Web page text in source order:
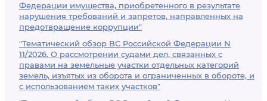
Федерации имущества, приобретенного в результате
нарушения требований и запретов, направленных на
предотвращение коррупции"
"Тематический обзор ВС Российской Федерации N
11/2026. О рассмотрении судами дел, связанных с
правами на земельные участки отдельных категорий
земель, изъятых из оборота и ограниченных в обороте, и
с использованием таких участков"